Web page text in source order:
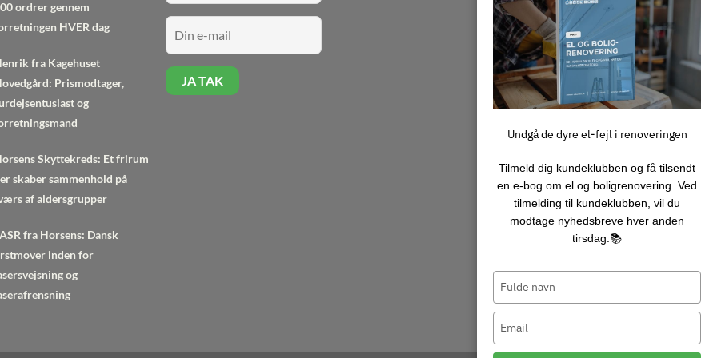
ordrer gennem
HVER dag
fra Kagehuset
Prismodtager,
og
Skyttekreds: Et frirum
skaber sammenhold på
af aldersgrupper
fra Horsens: Dansk
inden for
og
vidensniveau det kræver at
være de bedste i branchen.
Undgå de dyre el-fejl i renoveringen
Tilmeld dig kundeklubben og få tilsendt
en e‑bog om el og boligrenovering. Ved
tilmelding til kundeklubben, vil du
modtage nyhedsbreve hver anden
tirsdag.📚
name
email